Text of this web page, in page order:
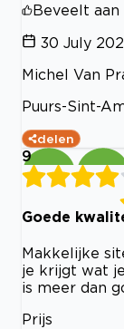
Beveelt aan
30 July
Michel Van
Puurs-Sint-
delen
9
Goede
Makkelijke
je krijgt wat
is meer dan
Prijs